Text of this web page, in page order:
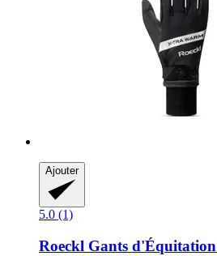
Ajouter
5.0 (1)
Roeckl Gants